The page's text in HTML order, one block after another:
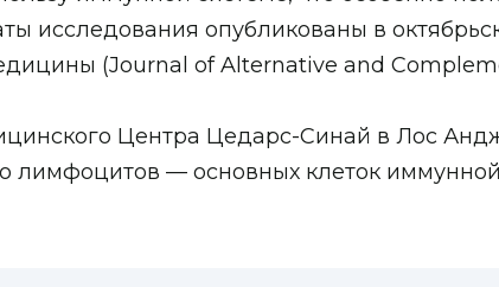
исследования опубликованы в
(Journal of Alternative and
Центра Цедарс-Синай в Лос
лимфоцитов — основных клеток